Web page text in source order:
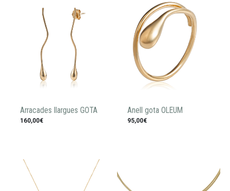
Arracades llargues GOTA
160,00€
Anell gota OLEUM
95,00€